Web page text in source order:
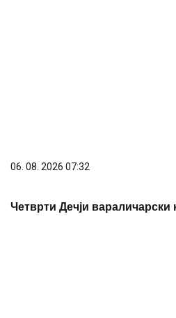
06. 08. 2026 07:32
Четврти Дечји